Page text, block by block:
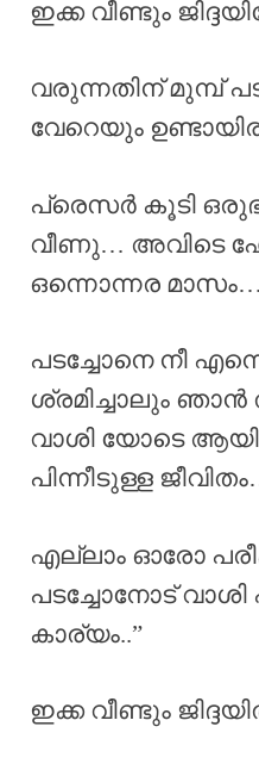
ഇക്ക വീണ്ടും
വരുന്നതിന് മുമ്പ്
വേറെയും
പ്രെസർ കൂടി
വീണു… അവിടെ
ഒന്നൊന്നര
പടച്ചോനെ നീ
ശ്രമിച്ചാലും
വാശി യോടെ
പിന്നീടുള്ള
എല്ലാം ഓരോ
പടച്ചോനോട് വാശി
കാര്യം..”
ഇക്ക വീണ്ടും